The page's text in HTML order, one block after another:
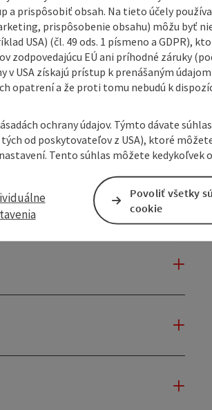
a prispôsobiť obsah. Na tieto účely
prispôsobenie obsahu) môžu byť
USA) (čl. 49 ods. 1 písmeno a GDPR),
zodpovedajúcu EÚ ani príhodné záruky
v USA získajú prístup k prenášaným
opatrení a že proti tomu nebudú k
ochrany údajov. Týmto dávate
od poskytovateľov z USA), ktoré
Tento súhlas môžete kedykoľvek
Povoliť všetky
cookie